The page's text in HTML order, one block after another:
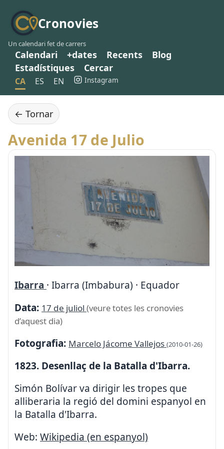
Cronovies
Un calendari fet de carrers
Calendari +dates Recents
Blog
Estadístiques
Cercar
CA ES EN Instagram
← Tornar
Avenida 17 de Julio
Ibarra · Ibarra (Imbabura) · Equador
Data: 17 de juliol (veure totes les cronovies
d’aquest dia)
Fotografia: Marcelo Jácome Vallejos (2010-01-26)
1823. Desenllaç de la Batalla d'Ibarra.
Simón Bolívar va dirigir les tropes que
alliberaria la regió del domini espanyol en
la Batalla d'Ibarra.
Web: Wikipedia (en espanyol)